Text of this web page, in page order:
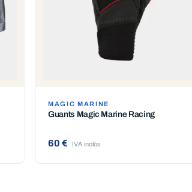
MAGIC MARINE
Guants Magic Marine Racing
60 € IVA inclòs